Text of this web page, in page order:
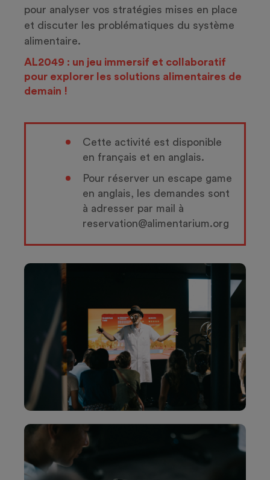
pour analyser vos stratégies mises en place
et discuter les problématiques du système
alimentaire.
AL2049 : un jeu immersif et collaboratif
pour explorer les solutions alimentaires de
demain !
Cette activité est disponible
en français et en anglais.
Pour réserver un escape game
en anglais, les demandes sont
à adresser par mail à
reservation@alimentarium.org